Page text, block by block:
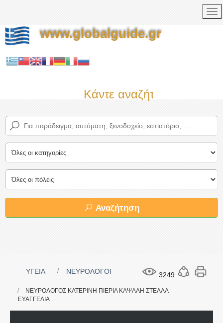
www.globalguide.gr
Κάντε αναζήτηση τώρα
Αναζήτηση
3249
ΥΓΕΙΑ ΝΕΥΡΟΛΟΓΟΙ
ΝΕΥΡΟΛΟΓΟΣ ΚΑΤΕΡΙΝΗ ΠΙΕΡΙΑ ΚΑΨΑΛΗ ΣΤΕΛΛΑ
ΕΥΑΓΓΕΛΙΑ